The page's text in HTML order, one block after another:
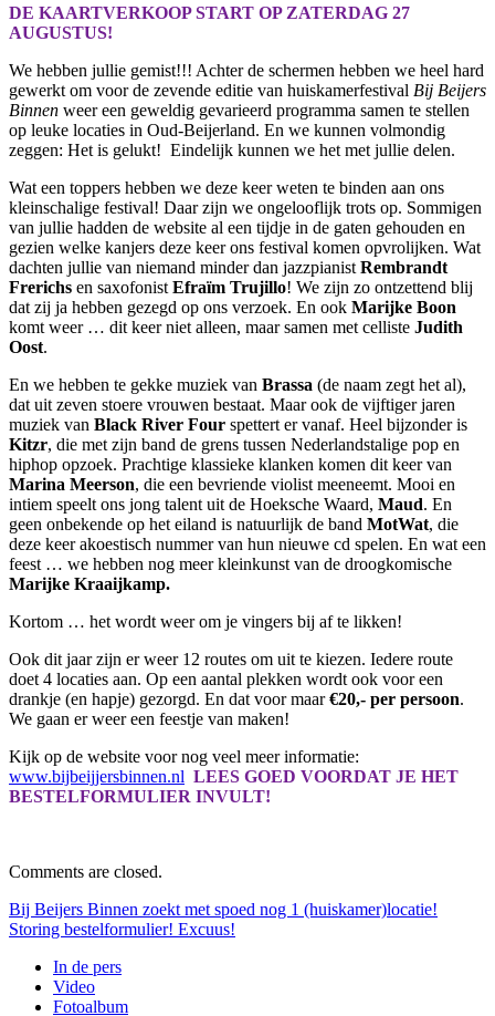
DE KAARTVERKOOP START OP ZATERDAG 27
AUGUSTUS!
We hebben jullie gemist!!! Achter de schermen hebben we heel hard
gewerkt om voor de zevende editie van huiskamerfestival Bij Beijers
Binnen weer een geweldig gevarieerd programma samen te stellen
op leuke locaties in Oud-Beijerland. En we kunnen volmondig
zeggen: Het is gelukt! Eindelijk kunnen we het met jullie delen.
Wat een toppers hebben we deze keer weten te binden aan ons
kleinschalige festival! Daar zijn we ongelooflijk trots op. Sommigen
van jullie hadden de website al een tijdje in de gaten gehouden en
gezien welke kanjers deze keer ons festival komen opvrolijken. Wat
dachten jullie van niemand minder dan jazzpianist Rembrandt
Frerichs en saxofonist Efraïm Trujillo! We zijn zo ontzettend blij
dat zij ja hebben gezegd op ons verzoek. En ook Marijke Boon
komt weer … dit keer niet alleen, maar samen met celliste Judith
Oost.
En we hebben te gekke muziek van Brassa (de naam zegt het al),
dat uit zeven stoere vrouwen bestaat. Maar ook de vijftiger jaren
muziek van Black River Four spettert er vanaf. Heel bijzonder is
Kitzr, die met zijn band de grens tussen Nederlandstalige pop en
hiphop opzoek. Prachtige klassieke klanken komen dit keer van
Marina Meerson, die een bevriende violist meeneemt. Mooi en
intiem speelt ons jong talent uit de Hoeksche Waard, Maud. En
geen onbekende op het eiland is natuurlijk de band MotWat, die
deze keer akoestisch nummer van hun nieuwe cd spelen. En wat een
feest … we hebben nog meer kleinkunst van de droogkomische
Marijke Kraaijkamp.
Kortom … het wordt weer om je vingers bij af te likken!
Ook dit jaar zijn er weer 12 routes om uit te kiezen. Iedere route
doet 4 locaties aan. Op een aantal plekken wordt ook voor een
drankje (en hapje) gezorgd. En dat voor maar€20,- per persoon.
We gaan er weer een feestje van maken!
Kijk op de website voor nog veel meer informatie:
www.bijbeijjersbinnen.nl LEES GOED VOORDAT JE HET
BESTELFORMULIER INVULT!
Comments are closed.
Bij Beijers Binnen zoekt met spoed nog 1 (huiskamer)locatie!
Storing bestelformulier! Excuus!
In de pers
Video
Fotoalbum